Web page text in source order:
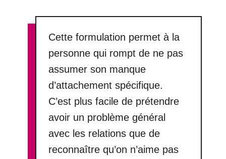
Cette formulation permet à la
personne qui rompt de ne pas
assumer son manque
d’attachement spécifique.
C’est plus facile de prétendre
avoir un problème général
avec les relations que de
reconnaître qu’on n’aime pas